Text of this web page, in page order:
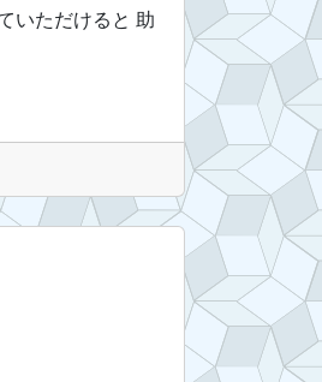
いただけると 助